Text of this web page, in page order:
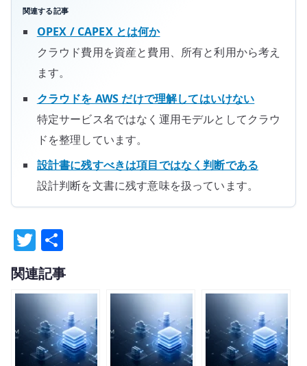
関連する記事
OPEX / CAPEX とは何か
クラウド費用を資産と費用、所有と利用から考え
ます。
クラウドを AWS だけで理解してはいけない
特定サービス名ではなく運用モデルとしてクラウ
ドを整理しています。
設計書に残すべきは項目ではなく判断である
設計判断を文書に残す意味を扱っています。
T
w
it
te
r
有
関連記事